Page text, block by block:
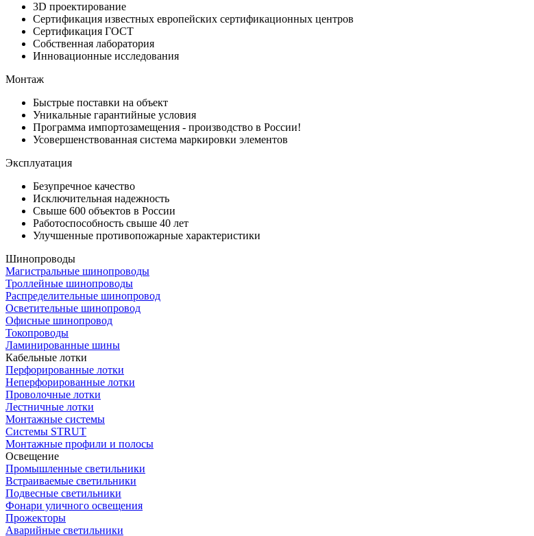
3D проектирование
Сертификация известных европейских сертификационных центров
Сертификация ГОСТ
Собственная лаборатория
Инновационные исследования
Монтаж
Быстрые поставки на объект
Уникальные гарантийные условия
Программа импортозамещения - производство в России!
Усовершенствованная система маркировки элементов
Эксплуатация
Безупречное качество
Исключительная надежность
Свыше 600 объектов в России
Работоспособность свыше 40 лет
Улучшенные противопожарные характеристики
Шинопроводы
Магистральные шинопроводы
Троллейные шинопроводы
Распределительные шинопровод
Осветительные шинопровод
Офисные шинопровод
Токопроводы
Ламинированные шины
Кабельные лотки
Перфорированные лотки
Неперфорированные лотки
Проволочные лотки
Лестничные лотки
Монтажные системы
Системы STRUT
Монтажные профили и полосы
Освещение
Промышленные светильники
Встраиваемые светильники
Подвесные светильники
Фонари уличного освещения
Прожекторы
Аварийные светильники